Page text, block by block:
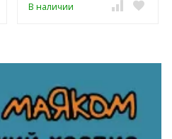
В наличии